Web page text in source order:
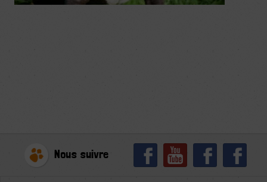
Nous suivre